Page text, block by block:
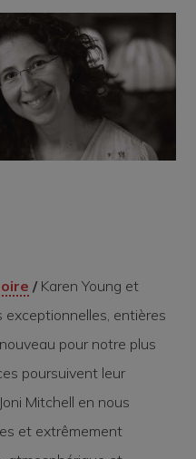
/ Karen Young et
exceptionnelles, entières
pour notre plus
poursuivent leur
Mitchell en nous
et extrêmement